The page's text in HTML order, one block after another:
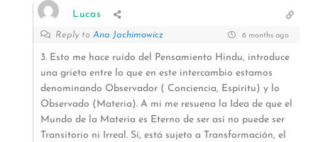
Lucas
Reply to Ana Jachimowicz 6 months ago
3. Esto me hace ruído del Pensamiento Hindu, introduce
una grieta entre lo que en este intercambio estamos
denominando Observador ( Conciencia, Espíritu) y lo
Observado (Materia). A mi me resuena la Idea de que el
Mundo de la Materia es Eterno de ser así no puede ser
Transitorio ni Irreal. Sí, está sujeto a Transformación, el